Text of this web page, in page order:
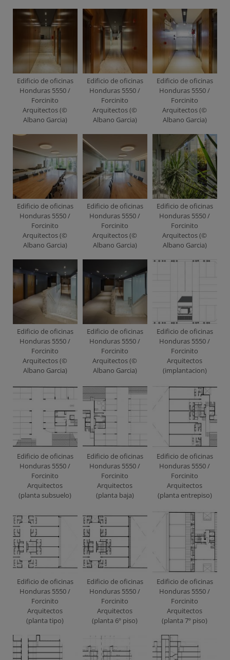
Edificio de oficinas
Honduras 5550 /
Forcinito
Arquitectos (©
Albano Garcia)
Edificio de oficinas
Honduras 5550 /
Forcinito
Arquitectos (©
Albano Garcia)
Edificio de oficinas
Honduras 5550 /
Forcinito
Arquitectos (©
Albano Garcia)
Edificio de oficinas
Honduras 5550 /
Forcinito
Arquitectos (©
Albano Garcia)
Edificio de oficinas
Honduras 5550 /
Forcinito
Arquitectos (©
Albano Garcia)
Edificio de oficinas
Honduras 5550 /
Forcinito
Arquitectos (©
Albano Garcia)
Edificio de oficinas
Honduras 5550 /
Forcinito
Arquitectos (©
Albano Garcia)
Edificio de oficinas
Honduras 5550 /
Forcinito
Arquitectos (©
Albano Garcia)
Edificio de oficinas
Honduras 5550 /
Forcinito
Arquitectos
(implantacion)
Edificio de oficinas
Honduras 5550 /
Forcinito
Arquitectos
(planta subsuelo)
Edificio de oficinas
Honduras 5550 /
Forcinito
Arquitectos
(planta baja)
Edificio de oficinas
Honduras 5550 /
Forcinito
Arquitectos
(planta entrepiso)
Edificio de oficinas
Honduras 5550 /
Forcinito
Arquitectos
(planta tipo)
Edificio de oficinas
Honduras 5550 /
Forcinito
Arquitectos
(planta 6º piso)
Edificio de oficinas
Honduras 5550 /
Forcinito
Arquitectos
(planta 7º piso)